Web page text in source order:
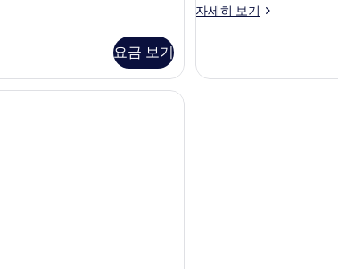
요금 보기
보
자세히 보기
Standard
세
스위트 | 이집트산 면 시트, 고급 침구, 셀렉트 컴포트 침대, 책상